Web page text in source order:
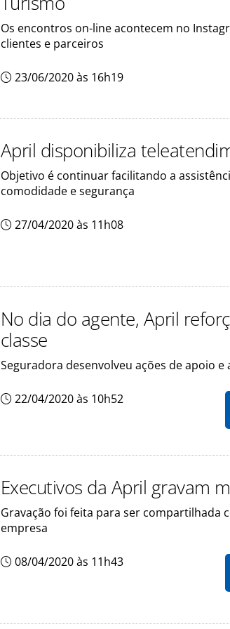
Os encontros on-line acontecem no
clientes e parceiros
23/06/2020 às 16h19
April disponibiliza
Objetivo é continuar facilitando a
comodidade e segurança
27/04/2020 às 11h08
No dia do agente, April
classe
Seguradora desenvolveu ações de apoio
22/04/2020 às 10h52
Executivos da April gravam
Gravação foi feita para ser compartilhada
empresa
08/04/2020 às 11h43